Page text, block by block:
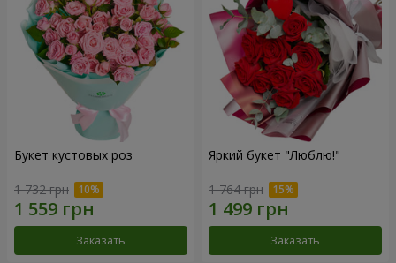
Букет кустовых роз
1 732 грн
Заказать
Яркий букет "Люблю!"
1 764 грн
Заказать